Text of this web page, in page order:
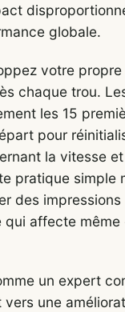
globale.
votre propre
chaque trou.
les 15
pour
la vitesse
pratique simple
des impressions
qui affecte même
un expert
une